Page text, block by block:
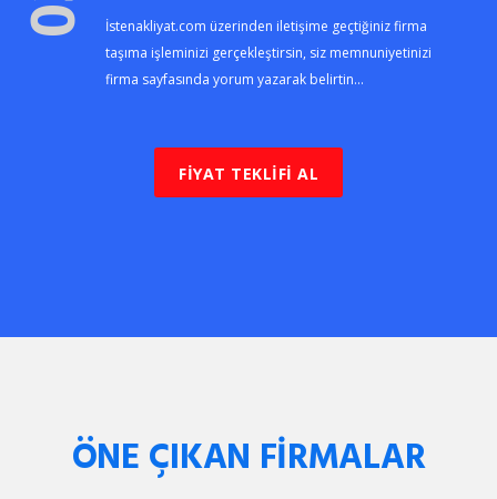
İstenakliyat.com üzerinden iletişime geçtiğiniz firma
taşıma işleminizi gerçekleştirsin, siz memnuniyetinizi
firma sayfasında yorum yazarak belirtin...
FİYAT TEKLİFİ AL
ÖNE ÇIKAN FİRMALAR